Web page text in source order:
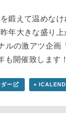
鍛えて温めなけ
年大きな盛り
ルの激アツ企画
も開催致します！
ー +